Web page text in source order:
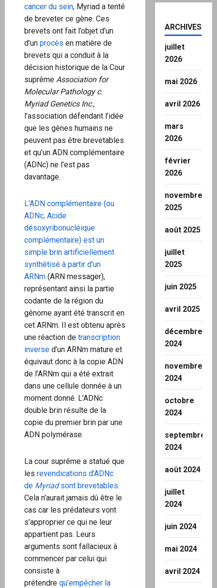
cancer du sein, Myriad a tenté
de breveter ce gène. Ces
brevets ont fait l’objet d’un
d’un procès en matière de
brevets qui a conduit à la
décision historique de la Cour
suprême Association for
Molecular Pathology c.
Myriad Genetics Inc.,
l’association défendant l’idée
que les gènes humains ne
peuvent pas être brevetables
et qu’un ADN complémentaire
(ADNc) ne l’est pas
davantage.
L’ADN complémentaire (ou
ADNc, Acide
désoxyribonucléique
complémentaire) est un
simple brin artificiellement
synthétisé à partir d’un
ARNm (ARN messager),
représentant ainsi la partie
codante de la région du
génome ayant été transcrit en
cet ARNm. Il est obtenu après
une réaction de transcription
inverse d’un ARNm mature et
équivaut donc à la copie ADN
de l’ARNm qui a été extrait
dans une cellule donnée à un
moment donné. L’ADNc
double brin résulte de la
copie du premier brin par une
ADN polymérase.
La cour suprême a statué que
les revendications d’ADNc
de Myriadsont brevetables.
Cela n’aurait jamais dû être le
cas car les prédateurs vont
s’approprier ce qui ne leur
appartient pas. Leurs
arguments sont fallacieux à
commencer par celui qui
consiste à
prétendre qu’empêcher la
ARCHIVES
juillet
2026
mai 2026
avril 2026
mars
2026
février
2026
novembre
2025
août 2025
juillet
2025
juin 2025
avril 2025
décembre
2024
novembre
2024
octobre
2024
septembre
2024
août 2024
juillet
2024
juin 2024
mai 2024
avril 2024